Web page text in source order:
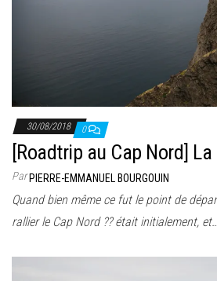
30/08/2018 0
[Roadtrip au Cap Nord]
ParPIERRE-EMMANUEL BOURGOUIN
Quand bien même ce fut le point de
rallier le Cap Nord ?? était initialement, et…